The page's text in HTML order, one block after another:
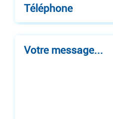
Téléphone
Votre message...